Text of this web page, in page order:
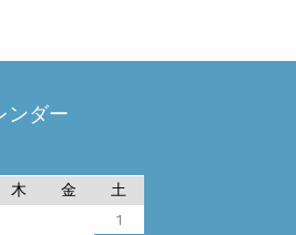
ンダー
木 金
土
1